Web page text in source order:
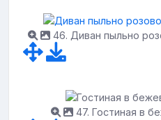
46. Диван пыльно
47. Гостиная в